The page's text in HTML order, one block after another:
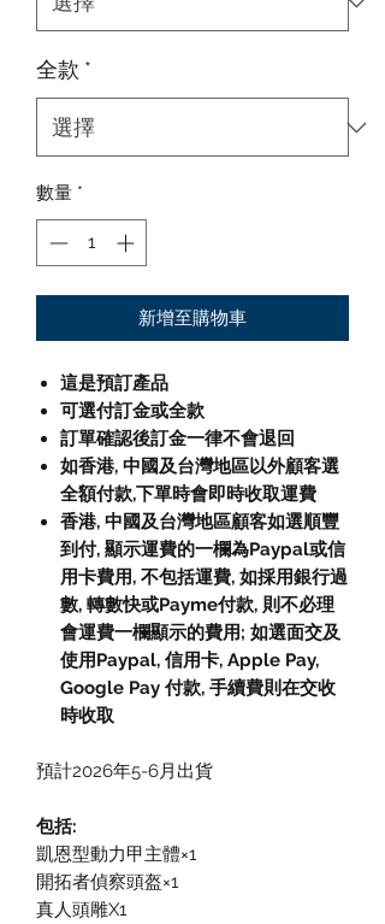
全款 *
數量 *
新增至購物車
這是預訂產品
可選付訂金或全款
訂單確認後訂金一律不會退回
如香港, 中國及台灣地區以外顧客選
全額付款,下單時會即時收取運費
香港, 中國及台灣地區顧客如選順豐
到付, 顯示運費的一欄為Paypal或信
用卡費用, 不包括運費, 如採用銀行過
數, 轉數快或Payme付款, 則不必理
會運費一欄顯示的費用; 如選面交及
使用Paypal, 信用卡, Apple Pay,
Google Pay 付款, 手續費則在交收
時收取
預計2026年5-6月出貨
包括:
凱恩型動力甲主體×1
開拓者偵察頭盔×1
真人頭雕X1